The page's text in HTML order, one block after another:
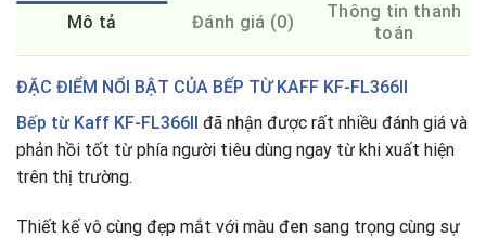
Mô tả Đánh giá (0)
Thông tin thanh
toán
ĐẶC ĐIỂM NỔI BẬT CỦA BẾP TỪ KAFF KF-FL366II
Bếp từ Kaff KF-FL366II đã nhận được rất nhiều đánh giá và
phản hồi tốt từ phía người tiêu dùng ngay từ khi xuất hiện
trên thị trường.
Thiết kế vô cùng đẹp mắt với màu đen sang trọng cùng sự